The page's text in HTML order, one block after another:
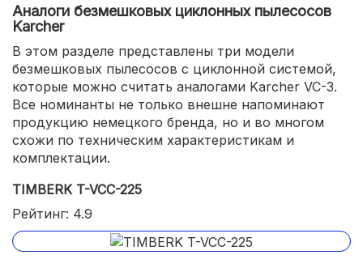
Аналоги безмешковых циклонных пылесосов
Karcher
В этом разделе представлены три модели
безмешковых пылесосов с циклонной системой,
которые можно считать аналогами Karcher VC-3.
Все номинанты не только внешне напоминают
продукцию немецкого бренда, но и во многом
схожи по техническим характеристикам и
комплектации.
TIMBERK T-VCC-225
Рейтинг: 4.9